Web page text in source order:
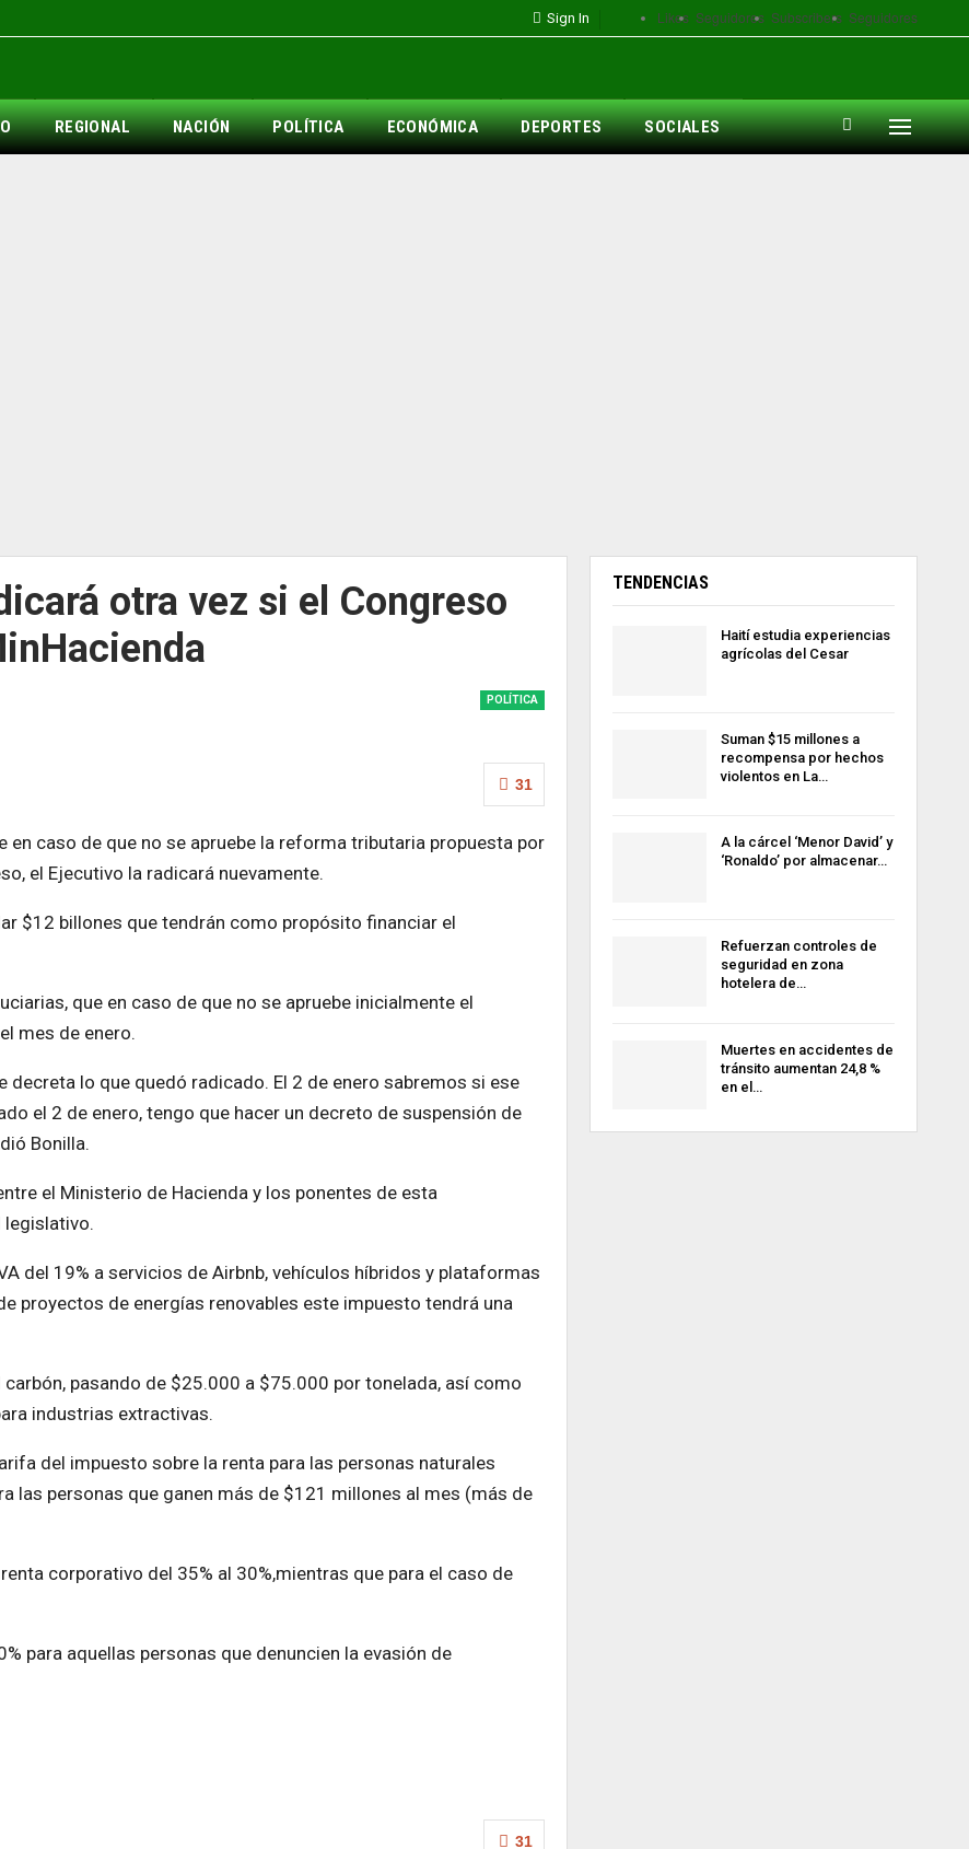
Likes Seguidores Subscribers Seguidores
Sign In
REGIONAL NACIÓN POLÍTICA ECONÓMICA DEPORTES SOCIALES
otra vez si el Congreso
POLÍTICA
31
en caso de que no se apruebe la reforma tributaria propuesta por
el Ejecutivo la radicará nuevamente.
$12 billones que tendrán como propósito financiar el
que en caso de que no se apruebe inicialmente el
mes de enero.
lo que quedó radicado. El 2 de enero sabremos si ese
el 2 de enero, tengo que hacer un decreto de suspensión de
Bonilla.
el Ministerio de Hacienda y los ponentes de esta
legislativo.
del 19% a servicios de Airbnb, vehículos híbridos y plataformas
proyectos de energías renovables este impuesto tendrá una
pasando de $25.000 a $75.000 por tonelada, así como
industrias extractivas.
del impuesto sobre la renta para las personas naturales
las personas que ganen más de $121 millones al mes (más de
corporativo del 35% al 30%,mientras que para el caso de
para aquellas personas que denuncien la evasión de
31
TENDENCIAS
Haití estudia experiencias
agrícolas del Cesar
Suman $15 millones a
recompensa por hechos
violentos en La…
A la cárcel ‘Menor David’ y
‘Ronaldo’ por almacenar…
Refuerzan controles de
seguridad en zona
hotelera de…
Muertes en accidentes de
tránsito aumentan 24,8 %
en el…